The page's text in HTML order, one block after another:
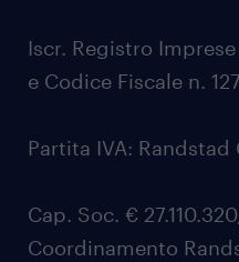
Iscr. Registro
e Codice Fiscale n.
Partita IVA:
Cap. Soc. €
Coordinamento